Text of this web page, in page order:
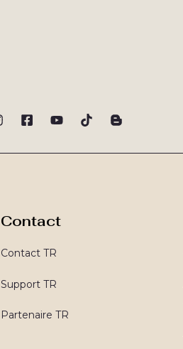
Contact
Contact TR
Support TR
Partenaire TR